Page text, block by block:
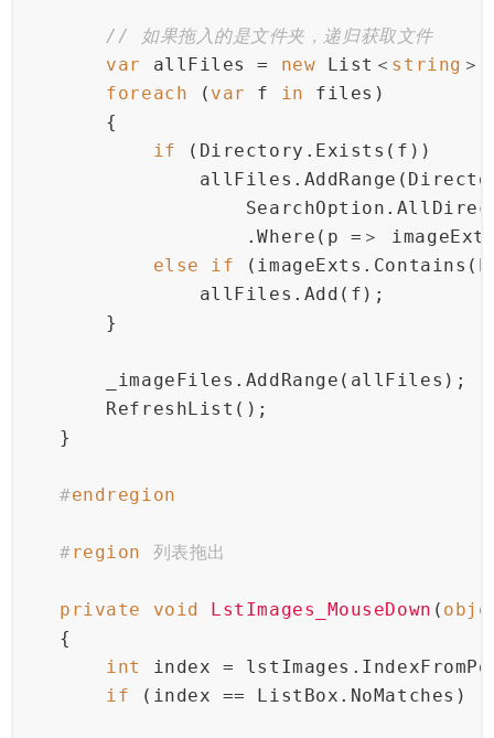
// 如果拖入的是文件夹，递归获取文件
var
allFiles = new List＜ string
foreach ( var f in files)
{
if (Directory.Exists(f))
.Where(p =＞
else
if
allFiles.Add(f);
}
_imageFiles.AddRange(allFiles);
RefreshList();
}
#endregion
#region 列表拖出
private void LstImages_MouseDown (
{
int
index =
if (index == ListBox.NoMatches)